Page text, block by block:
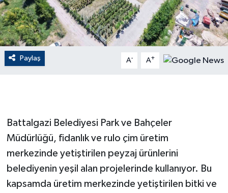
Paylaş A- A+
Battalgazi Belediyesi Park ve Bahçeler
Müdürlüğü, fidanlık ve rulo çim üretim
merkezinde yetiştirilen peyzaj ürünlerini
belediyenin yeşil alan projelerinde kullanıyor. Bu
kapsamda üretim merkezinde yetiştirilen bitki ve
Flaş Haber
Gayrimenkul
Güvenlik
HABERDE İNSAN
İNSAN